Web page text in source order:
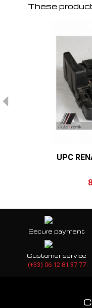
These
UPC
Secure payment
Customer service
(+33) 06 12 81 37 77